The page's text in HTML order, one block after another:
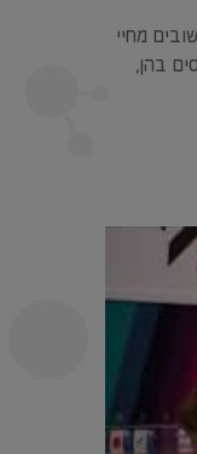
מחיי
בהן,